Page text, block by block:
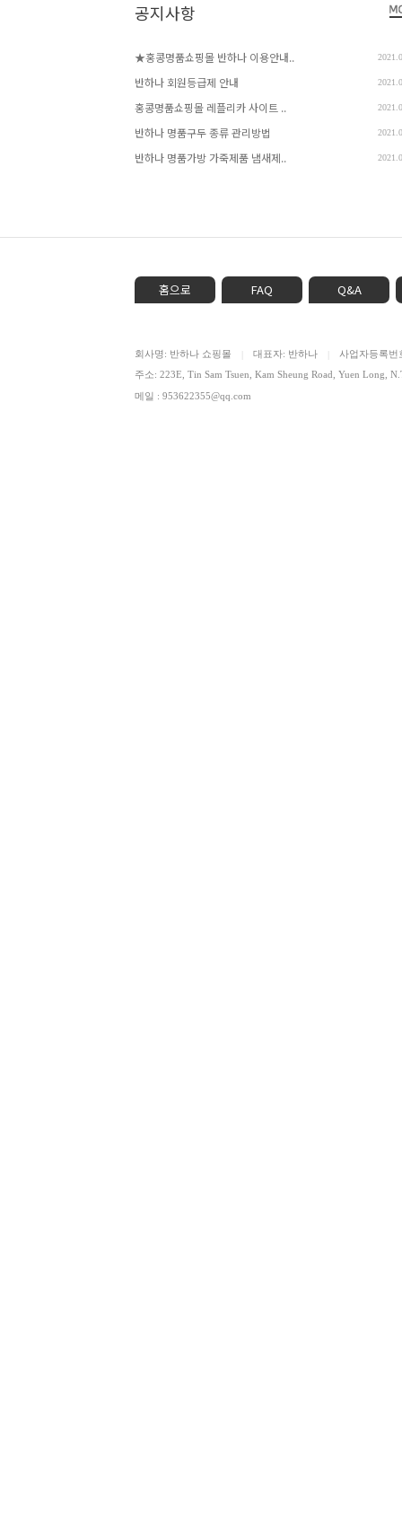
공지사항
★홍콩명품쇼핑몰 반하나 이용안내..
반하나 회원등급제 안내
홍콩명품쇼핑몰 레플리카 사이트 ..
반하나 명품구두 종류 관리방법
반하나 명품가방 가죽제품 냄새제..
홈으로 FAQ Q&A
회사명: 반하나 쇼핑몰 대표자: 반하나
사업자등록
주소: 223E, Tin Sam Tsuen, Kam Sheung Road, Yuen Long,
메일 : 953622355@qq.com